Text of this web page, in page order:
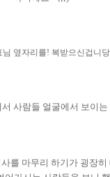
님 옆자리를! 복받으신겁니
사람들 얼굴에서 보이
를 마무리 하기가 굉장